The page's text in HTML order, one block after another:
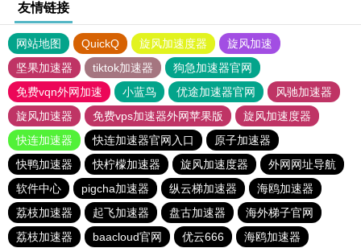
友情链接
网站地图 QuickQ 旋风加速度器
旋风加速
坚果加速器
tiktok加速器
狗急加速器官网
免费vqn外网加速
小蓝鸟 优途加速器官网
风驰加速器
旋风加速器
免费vps加速器外网苹果版
旋风加速度器
快连加速器
快连加速器官网入口
原子加速器
快鸭加速器
快柠檬加速器 旋风加速度器
外网网址导航
软件中心
pigcha加速器 纵云梯加速器
海鸥加速器
荔枝加速器
起飞加速器 盘古加速器
海外梯子官网
荔枝加速器
baacloud官网 优云666 海鸥加速器